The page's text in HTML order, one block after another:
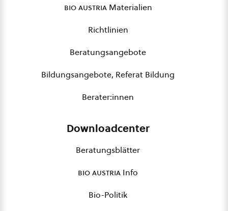
bio austriaMaterialien
Richtlinien
Beratungsangebote
Bildungsangebote, Referat Bildung
Berater:innen
Downloadcenter
Beratungsblätter
bio austria Info
Bio-Politik